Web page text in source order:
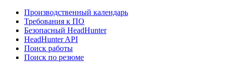
Производственный календарь
Требования к ПО
Безопасный HeadHunter
HeadHunter API
Поиск работы
Поиск по резюме